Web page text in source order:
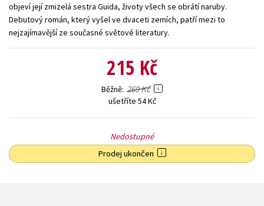
objeví její zmizelá sestra Guida, životy všech se obrátí naruby.
Debutový román, který vyšel ve dvaceti zemích, patří mezi to
nejzajímavější ze současné světové literatury.
215 Kč
Běžně 269 Kč
ušetříte 54 Kč
Nedostupné
Prodej ukončen